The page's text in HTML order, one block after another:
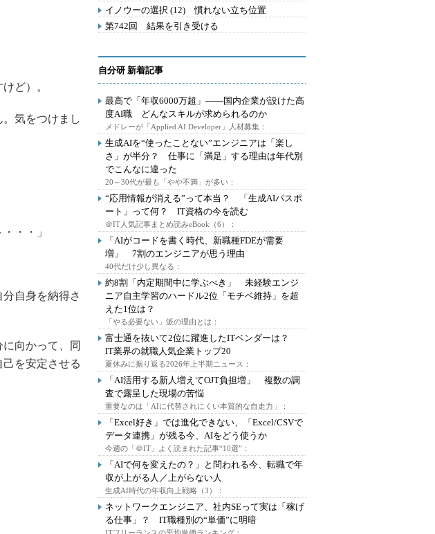
ど）。
気をつけまし
・・」
自身を納得さ
向かって、同
を安定させる
イノウーの選択 (12) 慣れない立ち位置
第742回 結果を引き受ける
自分研 新着記事
最高で「年収6000万超」――国内企業が設けた高
度AI職 どんなスキルが求められるのか
メドレーが「Applied AI Developer」人材募集：
生成AIを“使ったことない”エンジニアは「楽し
さ」が半分？ 仕事に「満足」する理由は年代別
でこんなに違った
20～30代が最も「やや不満」が多い：
“応用情報が消える”って本当？ 「生成AIパスポ
ート」って何？ IT資格の今を読む
＠IT人気記事まとめ読みeBook（6）：
「AIがコードを書く時代、新職種FDEが需要
増」 7割のエンジニアが思う理由
40代だけ少し異なる：
約8割「内定期間中に学ぶべき」 未経験エンジ
ニア自主学習のハードル2位「モチベ維持」を超
えた1位は？
「やる必要ない」派の理由とは：
富士通を抜いて2位に躍進したITベンダーは？
IT業界の就職人気企業トップ20
夏休みに振り返る2026年上半期ニュース：
「AI活用する新人増えてOJT負担増」 複数の調
査で露呈した現場の苦悩
重要なのは「AIに代替されにくい本質的な自走力」：
「Excel好き」では進化できない、「Excel/CSVで
データ連携」が残る今、AIをどう使うか
今週の「＠IT」よく読まれた記事“10選”：
「AIで何を変えたの？」と問われる今、転職で年
収が上がる人／上がらない人
生成AI時代の年収向上戦略（3）：
ネットワークエンジニア、社内SEって実は「稼げ
る仕事」？ IT職種別の“単価”に明暗